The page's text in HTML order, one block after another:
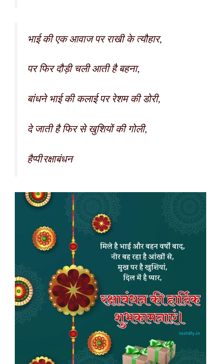
भाई की एक आवाज पर राखी के त्यौहार,
पर फिर दौड़ी चली आती है बहना,
बांधने भाई की कलाई पर रेशम की डोरी,
दे जाती है फिर से खुशियों की गोली,
हैप्पी रक्षाबंधन